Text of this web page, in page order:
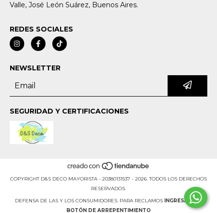
Valle, José León Suárez, Buenos Aires.
REDES SOCIALES
NEWSLETTER
SEGURIDAD Y CERTIFICACIONES
COPYRIGHT D&S DECO MAYORISTA - 20380131537 - 2026. TODOS LOS DERECHOS
RESERVADOS.
DEFENSA DE LAS Y LOS CONSUMIDORES. PARA RECLAMOS INGRESÁ ACÁ.
BOTÓN DE ARREPENTIMIENTO